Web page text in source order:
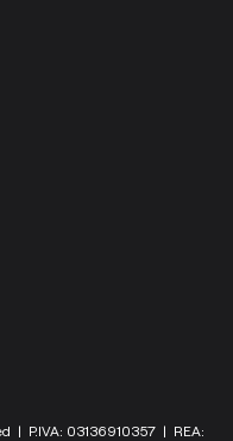
| P.IVA: 03136910357 | REA: